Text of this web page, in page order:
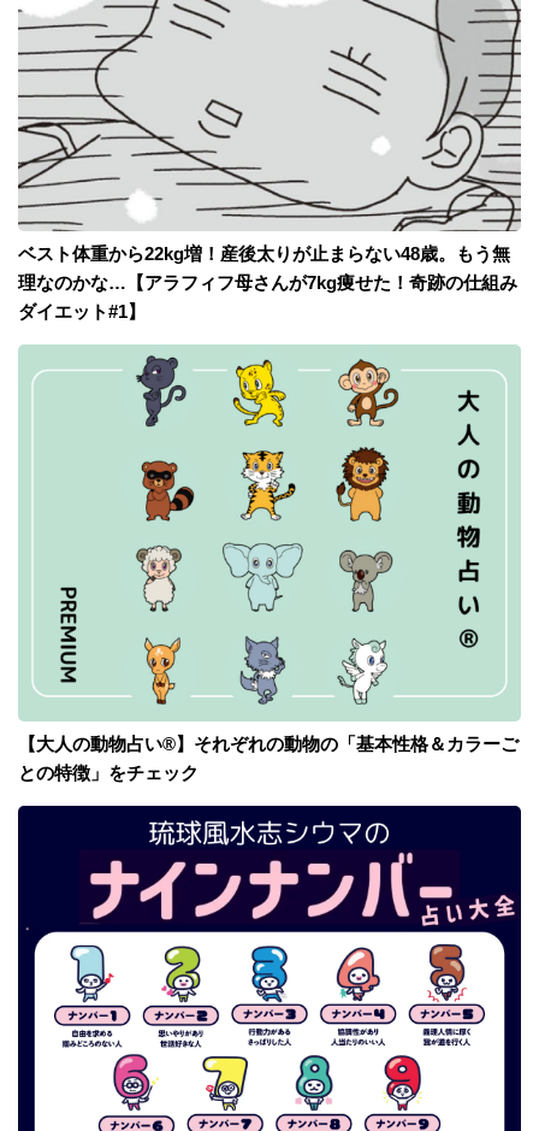
ベスト体重から22kg増！産後太りが止まらない48歳。もう無
理なのかな…【アラフィフ母さんが7kg痩せた！奇跡の仕組み
ダイエット#1】
【大人の動物占い®】それぞれの動物の「基本性格＆カラーご
との特徴」をチェック